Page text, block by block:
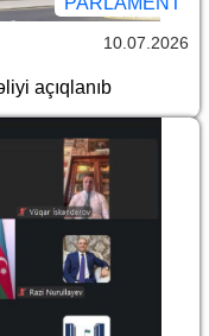
10.07.2026
açıqlanıb